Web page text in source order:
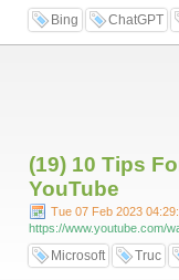
Bing ChatGPT
(19) 10 Tips
YouTube
Tue 07 Feb 2023
https://www.youtube.com/
Microsoft Truc